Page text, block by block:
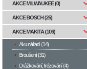
AKCE MILWAUKEE (0)
AKCE BOSCH (25)
AKCE MAKITA (106)
Aku nářadí (14)
Broušení (31)
Drážkování, frézování (4)